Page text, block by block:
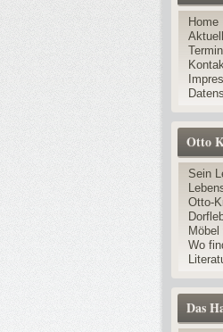
Home
Otto
Sein
Otto-
Wo
Das